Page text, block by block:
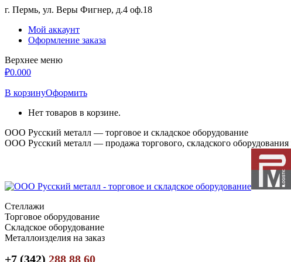
Перейти
содержанию
г. Пермь, ул. Веры Фигнер, д.4 оф.18
Мой аккаунт
Оформление заказа
Верхнее меню
₽0.000
В корзинуОформить
Нет товаров в корзине.
ООО Русский металл — торговое и складское оборудование
ООО Русский металл — продажа торгового, складского
Стеллажи
Торговое оборудование
Складское оборудование
Металлоизделия на заказ
+7 (342) 288 88 60